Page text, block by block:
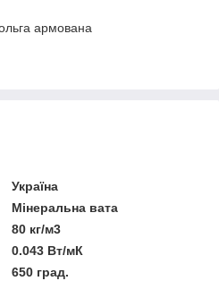
армована
Україна
Мінеральна вата
80 кг/м3
0.043 Вт/мК
650 град.